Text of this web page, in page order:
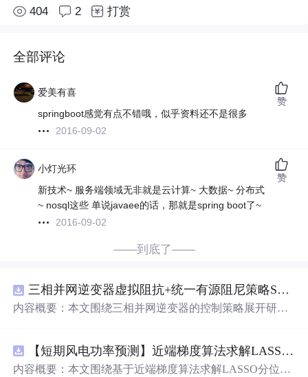
404 2 打赏
全部评论
爱美有喜
springboot感觉有点不错哦，似乎资料还不是很多
2016-09-02
赞
小灯光环
新技术~ 服务端领域无非就是云计算~ 大数据~ 分布式
~ nosql这些 单说javaee的话，那就是spring boot了~
2016-09-02
赞
——到底了——
三相并网逆变器虚拟阻抗+统一有源阻尼策略SVPWM+SPWM调制仿真
内容概要：本文围绕三相并网逆变器的控制策略展开研
（正弦脉宽调制）两种调制方式在Simulink平台下的仿真建
模。通过引入虚拟阻抗改善系统输出阻抗特性，结合统一
【短期风电功率预测】近端梯度算法求解LASSO分位数回归-短期风电功率预测研究（Matlab代码实现）
内容概要：本文围绕基于近端梯度算法求解LASSO分位数